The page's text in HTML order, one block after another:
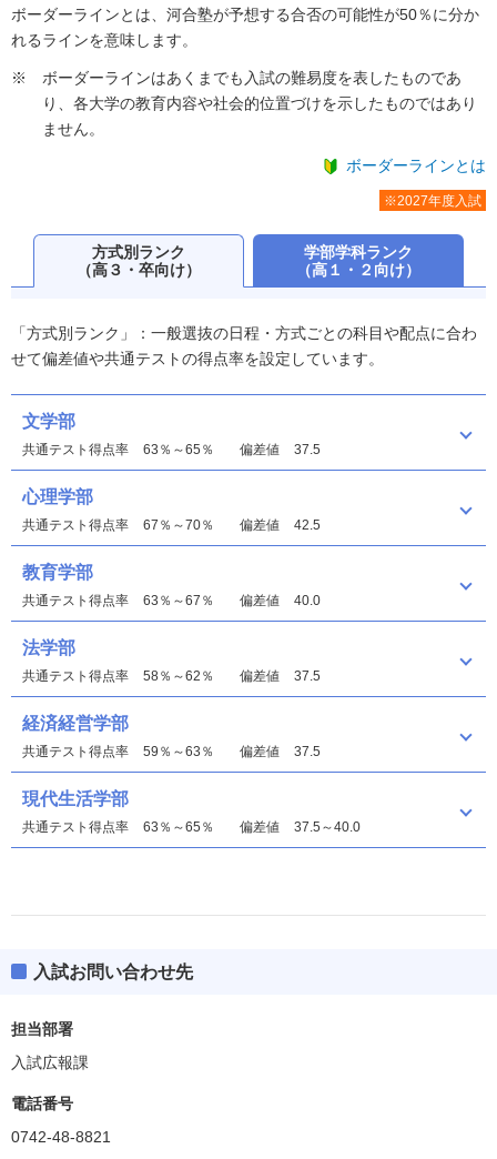
ボーダーラインとは、河合塾が予想する合否の可能性が50％に分か
れるラインを意味します。
ボーダーラインはあくまでも入試の難易度を表したものであ
り、各大学の教育内容や社会的位置づけを示したものではあり
ません。
ボーダーラインとは
※2027年度入試
方式別ランク
（高３・卒向け）
学部学科ランク
（高１・２向け）
「方式別ランク」：一般選抜の日程・方式ごとの科目や配点に合わ
せて偏差値や共通テストの得点率を設定しています。
文学部
共通テスト得点率 63％～65％ 偏差値 37.5
心理学部
共通テスト得点率 67％～70％ 偏差値 42.5
教育学部
共通テスト得点率 63％～67％ 偏差値 40.0
法学部
共通テスト得点率 58％～62％ 偏差値 37.5
経済経営学部
共通テスト得点率 59％～63％ 偏差値 37.5
現代生活学部
共通テスト得点率 63％～65％ 偏差値 37.5～40.0
偏差値
心理学部
偏差値
教育学部
入試お問い合わせ先
担当部署
入試広報課
電話番号
0742-48-8821